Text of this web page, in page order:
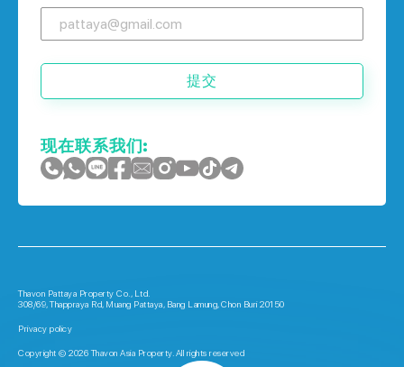
提交
现在联系我们:
Thavon Pattaya Property Co., Ltd.
308/69, Thappraya Rd, Muang Pattaya, Bang Lamung, Chon Buri 20150
Privacy policy
Copyright © 2026 Thavon Asia Property. All rights reserved